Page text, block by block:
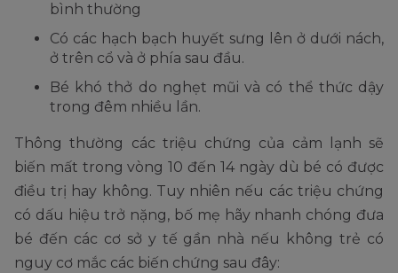
bình thường
Có các hạch bạch huyết sưng lên ở dưới nách,
ở trên cổ và ở phía sau đầu.
Bé khó thở do nghẹt mũi và có thể thức dậy
trong đêm nhiều lần.
Thông thường các triệu chứng của cảm lạnh sẽ
biến mất trong vòng 10 đến 14 ngày dù bé có được
điều trị hay không. Tuy nhiên nếu các triệu chứng
có dấu hiệu trở nặng, bố mẹ hãy nhanh chóng đưa
bé đến các cơ sở y tế gần nhà nếu không trẻ có
nguy cơ mắc các biến chứng sau đây: